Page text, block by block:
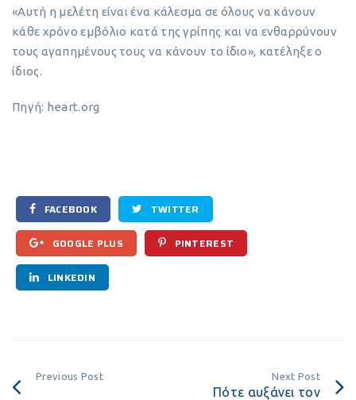
«Αυτή η μελέτη είναι ένα κάλεσμα σε όλους να κάνουν
κάθε χρόνο εμβόλιο κατά της γρίπης και να ενθαρρύνουν
τους αγαπημένους τους να κάνουν το ίδιο», κατέληξε ο
ίδιος.
Πηγή: heart.org
FACEBOOK TWITTER
GOOGLE PLUS PINTEREST
LINKEDIN
Previous Post Next Post
Πότε αυξάνει τον